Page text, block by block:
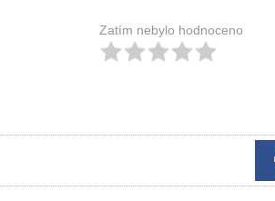
Zatím nebylo hodnoceno